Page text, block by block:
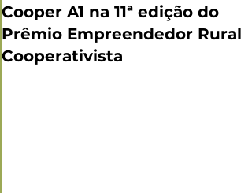
Cooper A1 na 11ª edição do
Prêmio Empreendedor Rural
Cooperativista